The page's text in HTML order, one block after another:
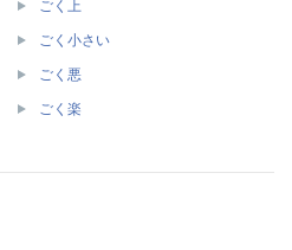
ごく上
ごく小さい
ごく悪
ごく楽